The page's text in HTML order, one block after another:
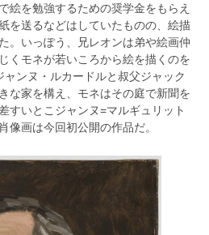
を勉強するための奨学金をもらえ
を送るなどはしていたものの、絵描
。いっぽう、兄レオンは弟や絵画仲
くモネが若いころから絵を描くのを
ンヌ・ルカードルと叔父ジャック
な家を構え、モネはその庭で新聞を
すいとこジャンヌ=マルギュリット
像画は今回初公開の作品だ。